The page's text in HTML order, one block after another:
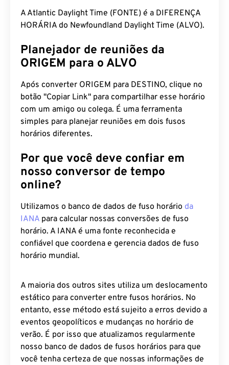
A Atlantic Daylight Time (FONTE) é a DIFERENÇA
HORÁRIA do Newfoundland Daylight Time (ALVO).
Planejador de reuniões da
ORIGEM para o ALVO
Após converter ORIGEM para DESTINO, clique no
botão "Copiar Link" para compartilhar esse horário
com um amigo ou colega. É uma ferramenta
simples para planejar reuniões em dois fusos
horários diferentes.
Por que você deve confiar em
nosso conversor de tempo
online?
Utilizamos o banco de dados de fuso horário da
IANA para calcular nossas conversões de fuso
horário. A IANA é uma fonte reconhecida e
confiável que coordena e gerencia dados de fuso
horário mundial.
A maioria dos outros sites utiliza um deslocamento
estático para converter entre fusos horários. No
entanto, esse método está sujeito a erros devido a
eventos geopolíticos e mudanças no horário de
verão. É por isso que atualizamos regularmente
nosso banco de dados de fusos horários para que
você tenha certeza de que nossas informações de